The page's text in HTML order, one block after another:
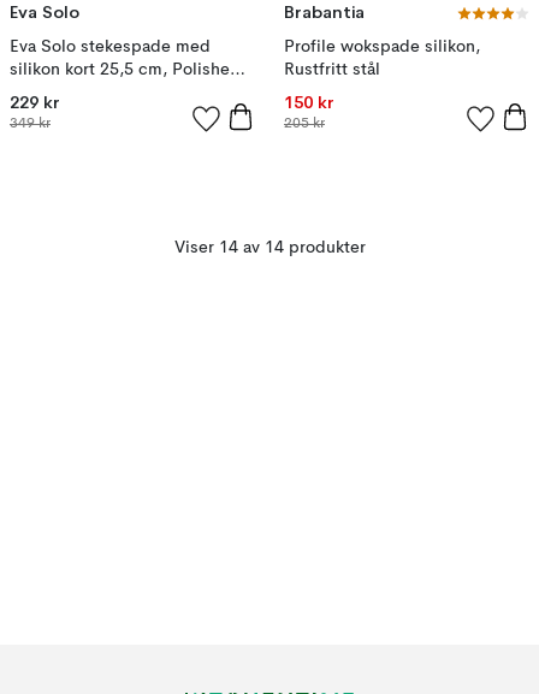
Eva Solo
Eva Solo stekespade med
silikon kort 25,5 cm, Polished
steel
229 kr
349 kr
Brabantia
Profile wokspade silikon,
Rustfritt stål
150 kr
205 kr
Viser 14 av 14 produkter